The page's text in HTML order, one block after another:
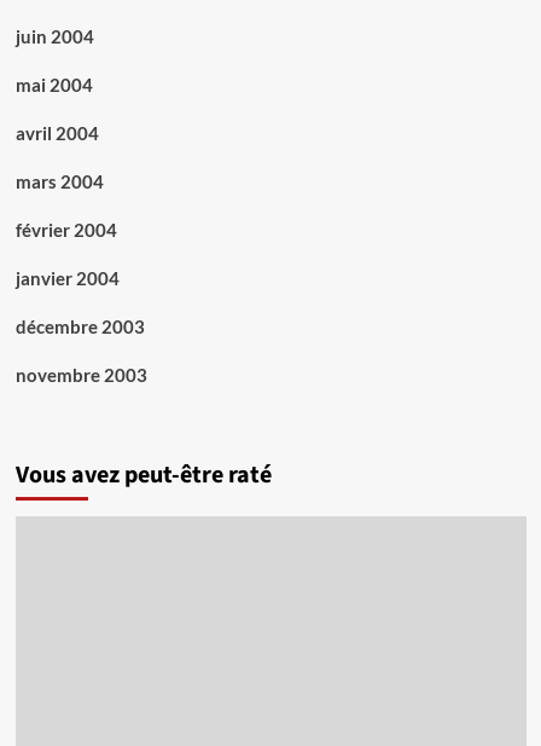
juin 2004
mai 2004
avril 2004
mars 2004
février 2004
janvier 2004
décembre 2003
novembre 2003
Vous avez peut-être raté